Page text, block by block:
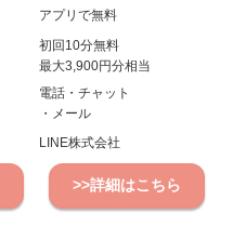
アプリで無料
初回10分無料
最大3,900円分相当
電話・チャット
・メール
LINE株式会社
>>詳細はこちら